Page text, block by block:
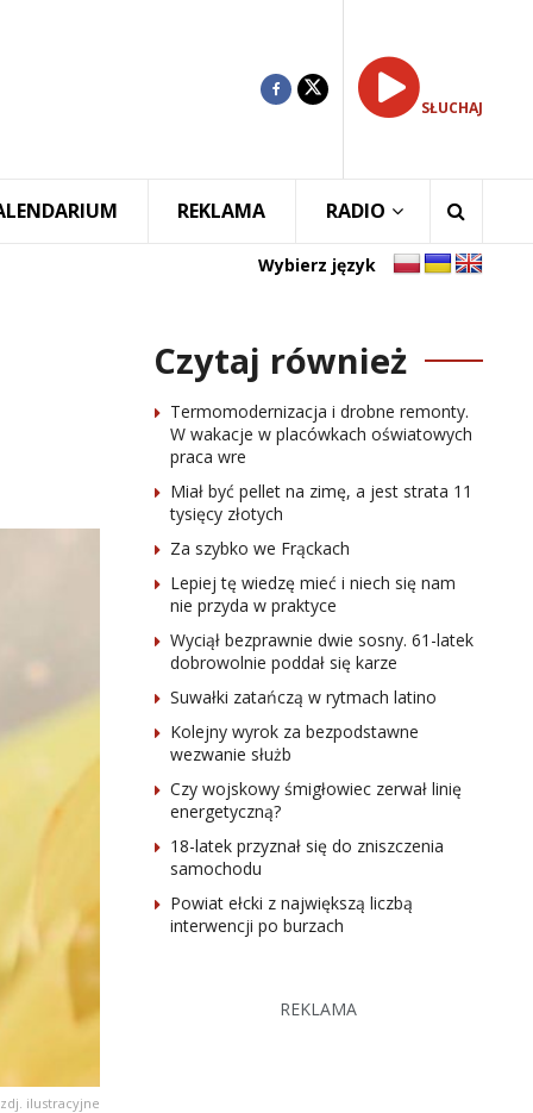
SŁUCHAJ
REKLAMA RADIO
Wybierz język
ilustracyjne
Czytaj również
Termomodernizacja i drobne remonty.
W wakacje w placówkach oświatowych
praca wre
Miał być pellet na zimę, a jest strata 11
tysięcy złotych
Za szybko we Frąckach
Lepiej tę wiedzę mieć i niech się nam
nie przyda w praktyce
Wyciął bezprawnie dwie sosny. 61-latek
dobrowolnie poddał się karze
Suwałki zatańczą w rytmach latino
Kolejny wyrok za bezpodstawne
wezwanie służb
Czy wojskowy śmigłowiec zerwał linię
energetyczną?
18-latek przyznał się do zniszczenia
samochodu
Powiat ełcki z największą liczbą
interwencji po burzach
REKLAMA